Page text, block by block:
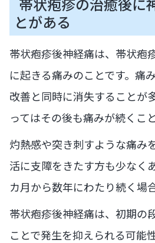
とがある
帯状疱疹後神経痛は、帯状疱
に起きる痛みのことです。痛
改善と同時に消失することが
ってはその後も痛みが続くこ
灼熱感や突き刺すような痛み
活に支障をきたす方も少なく
カ月から数年にわたり続く場
帯状疱疹後神経痛は、初期の
ことで発生を抑えられる可能